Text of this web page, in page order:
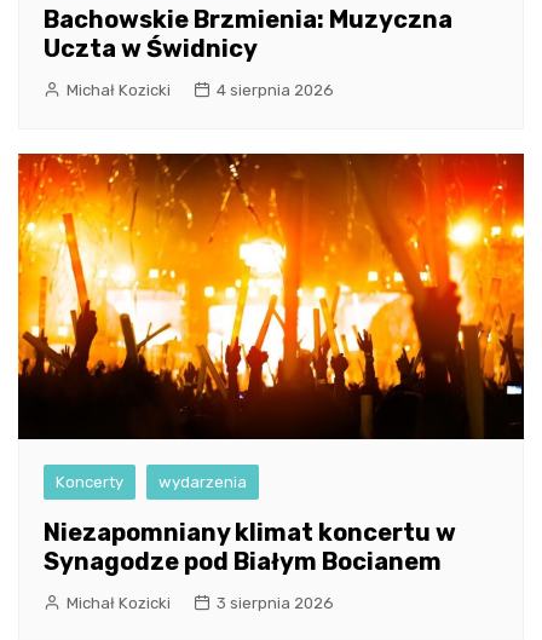
Bachowskie Brzmienia: Muzyczna
Uczta w Świdnicy
Michał Kozicki 4 sierpnia 2026
Koncerty wydarzenia
Niezapomniany klimat koncertu w
Synagodze pod Białym Bocianem
Michał Kozicki 3 sierpnia 2026